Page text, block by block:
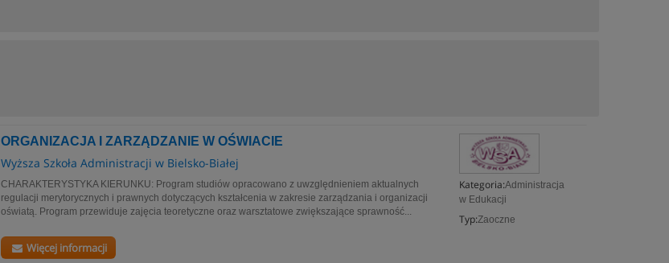
ORGANIZACJA I ZARZĄDZANIE W OŚWIACIE
Wyższa Szkoła Administracji w Bielsko-Białej
Kategoria:Administracja
w Edukacji
Typ:Zaoczne
CHARAKTERYSTYKA KIERUNKU: Program studiów opracowano z uwzględnieniem aktualnych
regulacji merytorycznych i prawnych dotyczących kształcenia w zakresie zarządzania i organizacji
oświatą. Program przewiduje zajęcia teoretyczne oraz warsztatowe zwiększające sprawność...
Więcej informacji